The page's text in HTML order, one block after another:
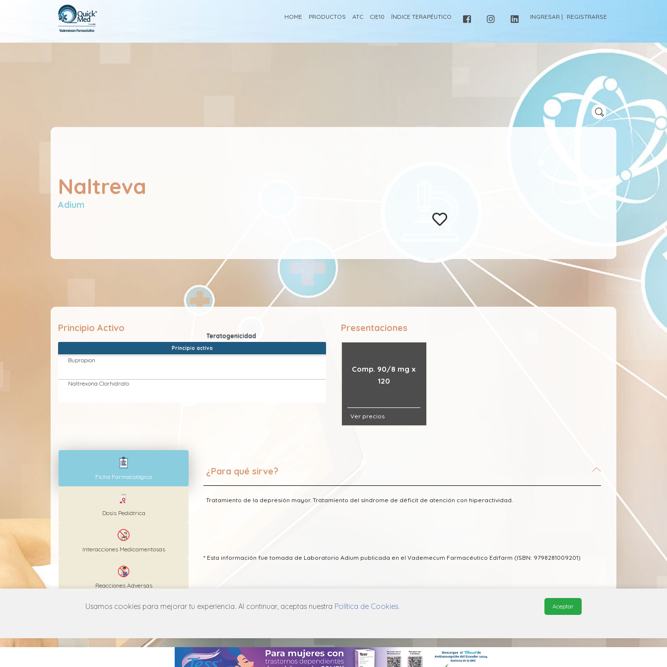
HOME PRODUCTOS ATC CIE10 ÍNDICE TERAPÉUTICO INGRESAR | REGISTRARSE
Naltreva
Adium
Principio Activo
Principio activo
Bupropion
Naltrexona Clorhidrato
Presentaciones
Comp. 90/8 mg x
120
Ver precios
Ficha Farmacológica
Dosis Pediátrica
Interacciones Medicamentosas
Reacciones Adversas
¿Para qué sirve?
Tratamiento de la depresión mayor. Tratamiento del síndrome de déficit de atención con hiperactividad.
* Esta información fue tomada de Laboratorio Adium publicada en el Vademecum Farmacéutico Edifarm (ISBN: 9798281009201)
MANUAL DE USUARIO POLÍTICA DE PRIVACIDAD POLÍTICA DE COOKIES © 2026, QuickMed de
Usamos cookies para mejorar tu experiencia. Al continuar, aceptas nuestra Política de Cookies. Aceptar